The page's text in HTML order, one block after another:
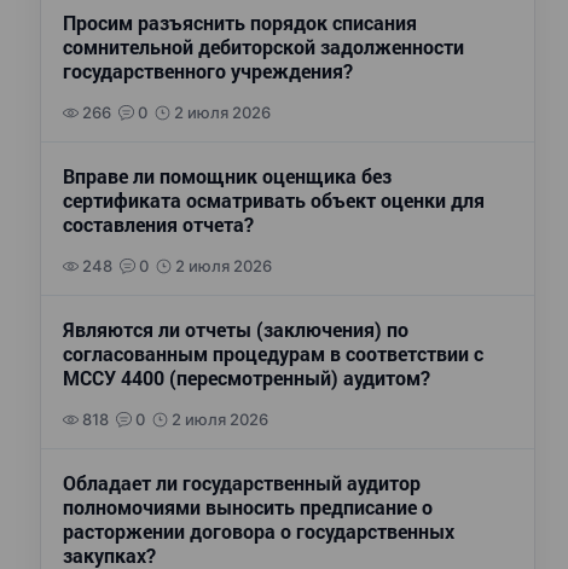
Просим разъяснить порядок списания
сомнительной дебиторской задолженности
государственного учреждения?
266 0 2 июля 2026
Вправе ли помощник оценщика без
сертификата осматривать объект оценки для
составления отчета?
248 0 2 июля 2026
Являются ли отчеты (заключения) по
согласованным процедурам в соответствии с
МССУ 4400 (пересмотренный) аудитом?
818 0 2 июля 2026
Обладает ли государственный аудитор
полномочиями выносить предписание о
расторжении договора о государственных
закупках?